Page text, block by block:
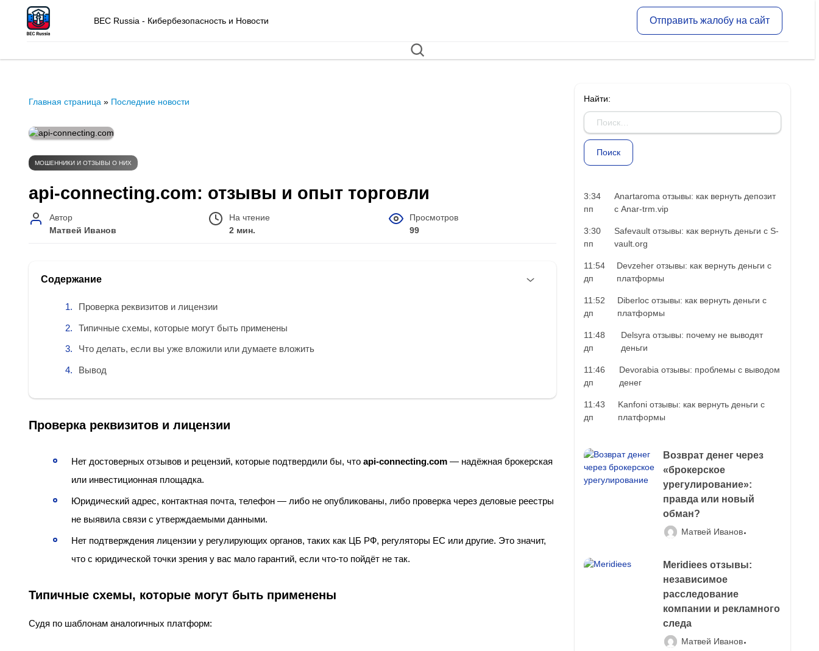
BEC Russia - Кибербезопасность и Новости Отправить жалобу на сайт
Главная страница » Последние новости
МОШЕННИКИ И ОТЗЫВЫ О НИХ
api-connecting.com: отзывы и опыт торговли
Автор
Матвей Иванов
На чтение
2 мин.
Просмотров
99
Содержание
Проверка реквизитов и лицензии
Типичные схемы, которые могут быть применены
Что делать, если вы уже вложили или думаете вложить
Вывод
Проверка реквизитов и лицензии
Нет достоверных отзывов и рецензий, которые подтвердили бы, что api‑connecting.com — надёжная брокерская
или инвестиционная площадка.
Юридический адрес, контактная почта, телефон — либо не опубликованы, либо проверка через деловые реестры
не выявила связи с утверждаемыми данными.
Нет подтверждения лицензии у регулирующих органов, таких как ЦБ РФ, регуляторы ЕС или другие. Это значит,
что с юридической точки зрения у вас мало гарантий, если что‑то пойдёт не так.
Типичные схемы, которые могут быть применены
Судя по шаблонам аналогичных платформ:
Найти:
3:34
пп
Anartaroma отзывы: как вернуть депозит
с Anar-trm.vip
3:30
пп
Safevault отзывы: как вернуть деньги с S-
vault.org
11:54
дп
Devzeher отзывы: как вернуть деньги с
платформы
11:52
дп
Diberloc отзывы: как вернуть деньги с
платформы
11:48
дп
Delsyra отзывы: почему не выводят
деньги
11:46
дп
Devorabia отзывы: проблемы с выводом
денег
11:43
дп
Kanfoni отзывы: как вернуть деньги с
платформы
Возврат денег через
«брокерское
урегулирование»:
правда или новый
обман?
Матвей Иванов
Meridiees отзывы:
независимое
расследование
компании и рекламного
следа
Матвей Иванов